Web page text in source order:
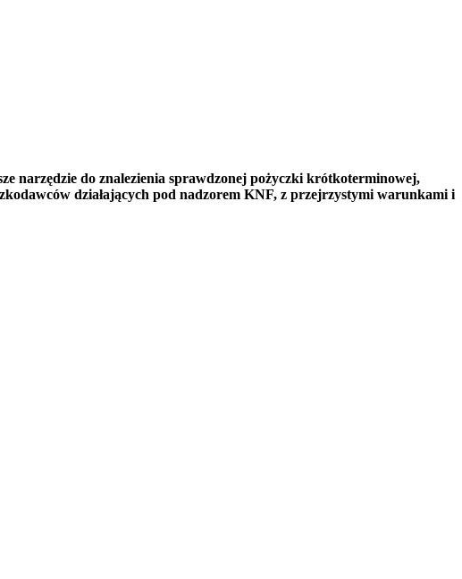
narzędzie do znalezienia sprawdzonej pożyczki krótkoterminowej,
działających pod nadzorem KNF, z przejrzystymi warunkami i